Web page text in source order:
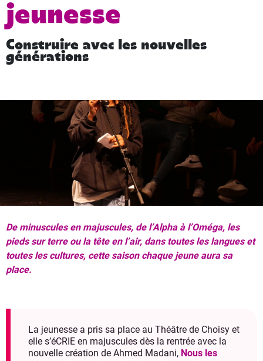
jeunesse
Construire avec les nouvelles
générations
De minuscules en majuscules, de l’Alpha à l’Oméga, les
pieds sur terre ou la tête en l’air, dans toutes les langues et
toutes les cultures, cette saison chaque jeune aura sa
place.
La jeunesse a pris sa place au Théâtre de Choisy et
elle s’éCRIE en majuscules dès la rentrée avec la
nouvelle création de Ahmed Madani, Nous les